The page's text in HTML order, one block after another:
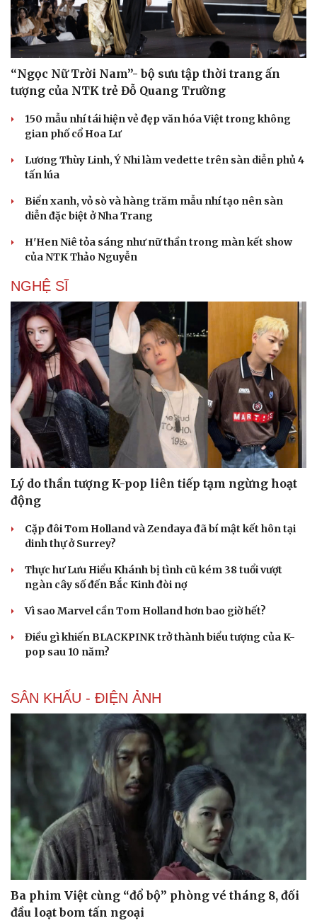
Du lịch
Tư vấn
Săn Tour
check-in
Podcast
Câu chuyện thời sự
Đọc truyện đêm khuya
“Ngọc Nữ Trời Nam”- bộ sưu tập thời trang ấn
tượng của NTK trẻ Đỗ Quang Trường
150 mẫu nhí tái hiện vẻ đẹp văn hóa Việt trong không
gian phố cổ Hoa Lư
Lương Thùy Linh, Ý Nhi làm vedette trên sàn diễn phủ 4
tấn lúa
Biển xanh, vỏ sò và hàng trăm mẫu nhí tạo nên sàn
diễn đặc biệt ở Nha Trang
H'Hen Niê tỏa sáng như nữ thần trong màn kết show
của NTK Thảo Nguyễn
NGHỆ SĨ
Lý do thần tượng K-pop liên tiếp tạm ngừng hoạt
động
Cặp đôi Tom Holland và Zendaya đã bí mật kết hôn tại
dinh thự ở Surrey?
Thực hư Lưu Hiểu Khánh bị tình cũ kém 38 tuổi vượt
ngàn cây số đến Bắc Kinh đòi nợ
Vì sao Marvel cần Tom Holland hơn bao giờ hết?
Điều gì khiến BLACKPINK trở thành biểu tượng của K-
pop sau 10 năm?
SÂN KHẤU - ĐIỆN ẢNH
Ba phim Việt cùng “đổ bộ” phòng vé tháng 8, đối
đầu loạt bom tấn ngoại